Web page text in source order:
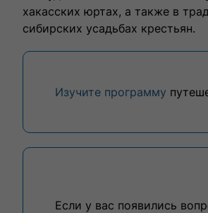
хакасских юртах, а также в
сибирских усадьбах крестьян.
Изучите программу
Если у вас появились